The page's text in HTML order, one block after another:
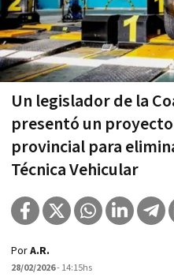
Un legislador de la
presentó un
provincial para
Técnica Vehicular
PorA.R.
28/02/2026- 14:15hs